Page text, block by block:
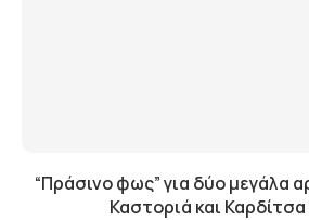
“Πράσινο φως” για δύο μεγάλα
Καστοριά και